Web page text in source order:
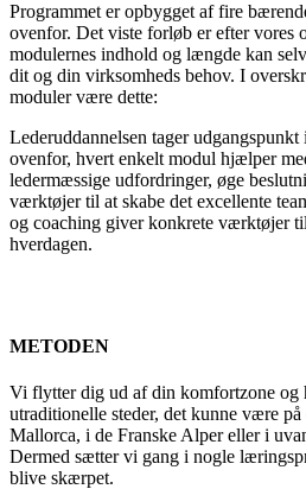
Programmet er opbygget af fire
ovenfor. Det viste forløb er efter vores
modulernes indhold og længde kan
dit og din virksomheds behov. I
moduler være dette:
Lederuddannelsen tager
ovenfor, hvert enkelt modul hjælper
ledermæssige udfordringer, øge
værktøjer til at skabe det excellente
og coaching giver konkrete værktøjer
hverdagen.
METODEN
Vi flytter dig ud af din komfortzone og
utraditionelle steder, det kunne være
Mallorca, i de Franske Alper eller i
Dermed sætter vi gang i nogle
blive skærpet.